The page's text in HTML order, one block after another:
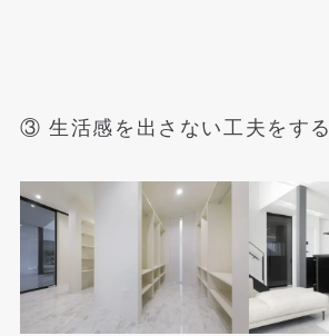
③ 生活感を出さない工夫をする